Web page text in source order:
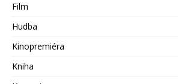
Film
Hudba
Kinopremiéra
Kniha